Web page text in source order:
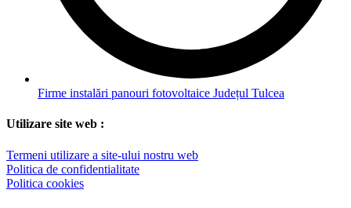
Firme instalări panouri fotovoltaice Județul Tulcea
Utilizare site web :
Termeni utilizare a site-ului nostru web
Politica de confidentialitate
Politica cookies